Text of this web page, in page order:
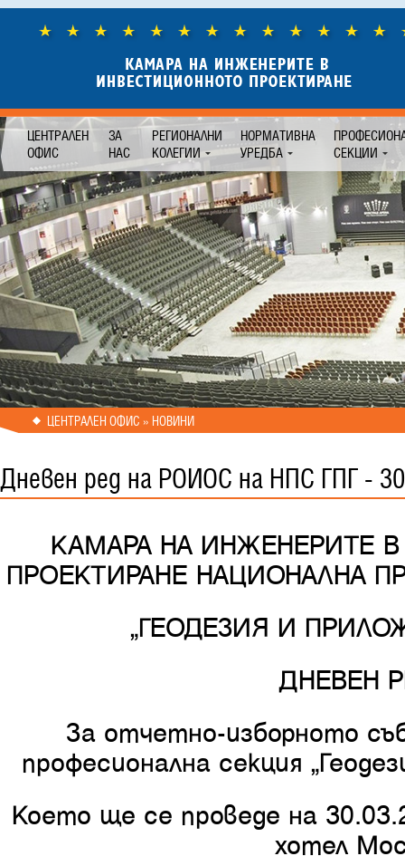
ЦЕНТРАЛЕН
ОФИС
ЗА
НАС
РЕГИОНАЛНИ
КОЛЕГИИ
НОРМАТИВНА
УРЕДБА
СЕКЦИИ
ЦЕНТРАЛЕН ОФИС » НОВИНИ
Дневен ред на РОИОС на НПС ГПГ -
КАМАРА НА ИНЖЕНЕРИТЕ
ПРОЕКТИРАНЕ НАЦИОНАЛНА
“ГЕОДЕЗИЯ И
ДНЕВЕН
За отчетно-изборното
професионална секция
Което ще се проведе на
хотел